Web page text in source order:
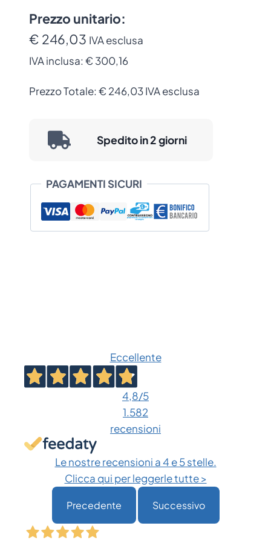
300
DPI
per
ZD621t
241)
Prezzo unitario:
€ 246,03 IVA esclusa
IVA inclusa: € 300,16
Prezzo Totale: € 246,03IVA esclusa
Spedito in 2 giorni
PAGAMENTI SICURI
Eccellente
4,8/5
1.582
recensioni
Le nostre recensioni a 4 e 5 stelle.
Clicca qui per leggerle tutte >
Precedente Successivo